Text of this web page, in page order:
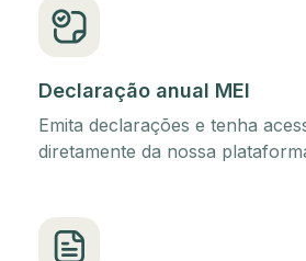
Declaração anual MEI
Emita declarações e tenha
diretamente da nossa